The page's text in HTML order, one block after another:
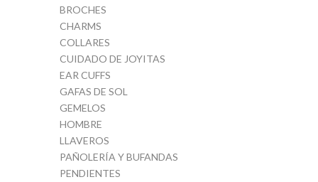
BROCHES
CHARMS
COLLARES
CUIDADO DE JOYITAS
EAR CUFFS
GAFAS DE SOL
GEMELOS
HOMBRE
LLAVEROS
PAÑOLERÍA Y BUFANDAS
PENDIENTES